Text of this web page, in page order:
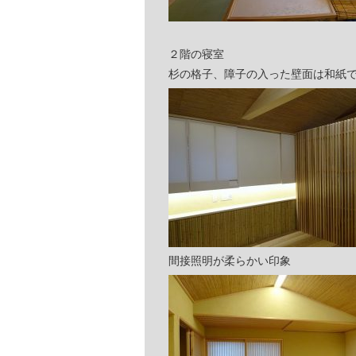
２階の寝室
杉の格子、障子の入った壁面は和紙
間接照明が柔らかい印象